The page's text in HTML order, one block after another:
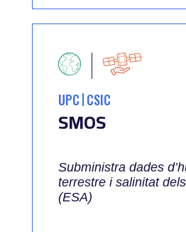
UPC CSIC
SMOS
Subministra dades
terrestre i salinitat
(ESA)